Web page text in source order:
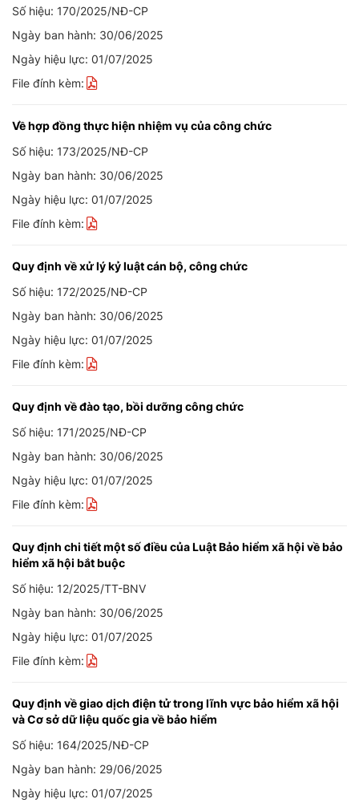
Số hiệu: 170/2025/NĐ-CP
Ngày ban hành: 30/06/2025
Ngày hiệu lực: 01/07/2025
File đính kèm:
Về hợp đồng thực hiện nhiệm vụ của công chức
Số hiệu: 173/2025/NĐ-CP
Ngày ban hành: 30/06/2025
Ngày hiệu lực: 01/07/2025
File đính kèm:
Quy định về xử lý kỷ luật cán bộ, công chức
Số hiệu: 172/2025/NĐ-CP
Ngày ban hành: 30/06/2025
Ngày hiệu lực: 01/07/2025
File đính kèm:
Quy định về đào tạo, bồi dưỡng công chức
Số hiệu: 171/2025/NĐ-CP
Ngày ban hành: 30/06/2025
Ngày hiệu lực: 01/07/2025
File đính kèm:
Quy định chi tiết một số điều của Luật Bảo hiểm xã hội về bảo
hiểm xã hội bắt buộc
Số hiệu: 12/2025/TT-BNV
Ngày ban hành: 30/06/2025
Ngày hiệu lực: 01/07/2025
File đính kèm:
Quy định về giao dịch điện tử trong lĩnh vực bảo hiểm xã hội
và Cơ sở dữ liệu quốc gia về bảo hiểm
Số hiệu: 164/2025/NĐ-CP
Ngày ban hành: 29/06/2025
Ngày hiệu lực: 01/07/2025